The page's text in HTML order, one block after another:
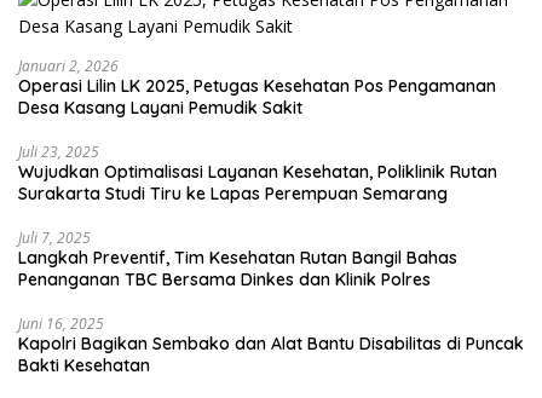
Januari 2, 2026
Operasi Lilin LK 2025, Petugas Kesehatan Pos Pengamanan
Desa Kasang Layani Pemudik Sakit
Juli 23, 2025
Wujudkan Optimalisasi Layanan Kesehatan, Poliklinik Rutan
Surakarta Studi Tiru ke Lapas Perempuan Semarang
Juli 7, 2025
Langkah Preventif, Tim Kesehatan Rutan Bangil Bahas
Penanganan TBC Bersama Dinkes dan Klinik Polres
Juni 16, 2025
Kapolri Bagikan Sembako dan Alat Bantu Disabilitas di Puncak
Bakti Kesehatan